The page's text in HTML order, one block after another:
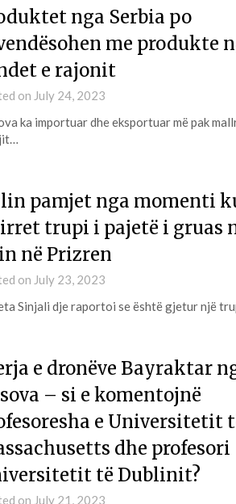
nga Serbia po
me produkte
e rajonit
on July 24, 2023
ka importuar dhe eksportuar më pak
pamjet nga momenti
trupi i pajetë i gruas
në Prizren
on July 23, 2023
Sinjali dje raportoi se është gjetur një
e dronëve Bayraktar
– si e komentojnë
e Universitetit
dhe profesori
të Dublinit?
on July 21, 2023